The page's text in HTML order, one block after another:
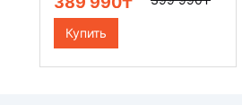
Купить